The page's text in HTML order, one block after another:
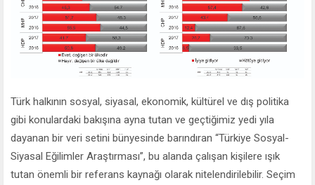
Türk halkının sosyal, siyasal, ekonomik, kültürel ve dış politika
gibi konulardaki bakışına ayna tutan ve geçtiğimiz yedi yıla
dayanan bir veri setini bünyesinde barındıran “Türkiye Sosyal-
Siyasal Eğilimler Araştırması”, bu alanda çalışan kişilere ışık
tutan önemli bir referans kaynağı olarak nitelendirilebilir. Seçim